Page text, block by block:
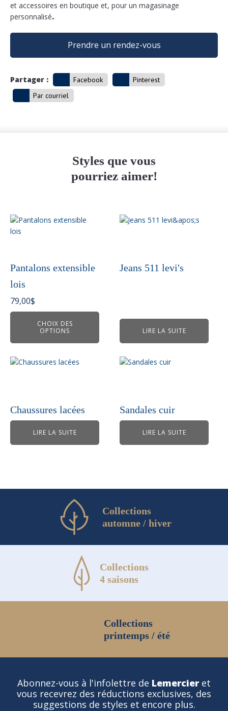
et accessoires en boutique et, pour un magasinage
personnalisé.
Prendre un rendez-vous
Partager : Facebook
Pinterest
Par courriel
Styles que vous
pourriez aimer!
Pantalons extensible
lois
79,00$
CHOIX DES
OPTIONS
Ce
produit
variations.
options
peuvent
être
la
page
du
Jeans 511 levi's
LIRE LA SUITE
Chaussures lacées
LIRE LA SUITE
Sandales cuir
LIRE LA SUITE
Collections
automne / hiver
Collections
4 saisons
Collections
printemps / été
Abonnez-vous à l'infolettre de Lemercier et
vous recevrez des réductions exclusives, des
suggestions de styles et encore plus.